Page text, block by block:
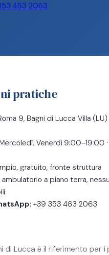
463 2063
pratiche
9, Bagni di Lucca Villa
Venerdì 9:00–19:00
gratuito, fronte struttura
ambulatorio a piano terra,
+39 353 463 2063
di Lucca è il riferimento per